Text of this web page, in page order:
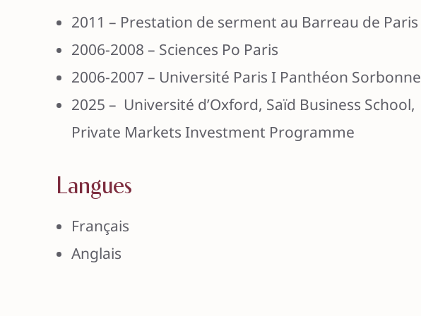
2011 – Prestation de serment au Barreau de Paris
2006-2008 – Sciences Po Paris
2006-2007 – Université Paris I Panthéon Sorbonne
2025 – Université d’Oxford, Saïd Business School,
Private Markets Investment Programme
Langues
Français
Anglais